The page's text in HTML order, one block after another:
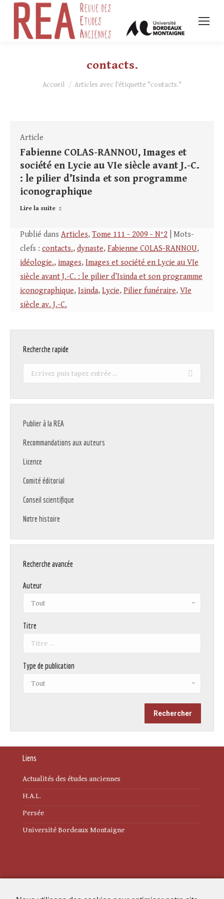
contacts.
Vous êtes ici :
Accueil Articles avec l’étiquette "contacts."
Article
Fabienne COLAS-RANNOU, Images et
société en Lycie au VIe siècle avant J.-C.
: le pilier d’Isinda et son programme
iconographique
Lire la suite
Publié dans Articles, Tome 111 - 2009 - N°2 | Mots-
clefs : contacts., dynaste, Fabienne COLAS-RANNOU,
idéologie., images, Images et société en Lycie au VIe
siècle avant J.-C. : le pilier d’Isinda et son programme
iconographique, Isinda, Lycie, Pilier funéraire, VIe
siècle av. J.-C.
Recherche rapide
Recherche
Publier à la REA
Recommandations aux auteurs
Licence
Comité éditorial
Conseil scientifique
Notre histoire
Recherche avancée
Auteur
Titre
Type de publication
Liens
Actualités des études anciennes
H.A.L.
Persée
Université Bordeaux Montaigne